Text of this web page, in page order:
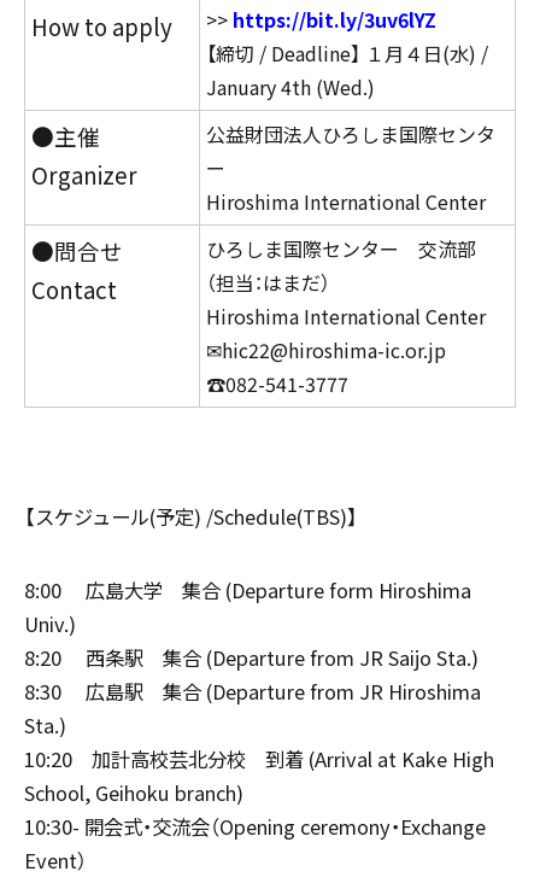
How to apply
>> https://bit.ly/3uv6lYZ
【締切 / Deadline】 １月４日(水) /
January 4th (Wed.)
●主催
Organizer
公益財団法人ひろしま国際センタ
ー
Hiroshima International Center
●問合せ
Contact
ひろしま国際センター 交流部
（担当：はまだ）
Hiroshima International Center
✉hic22@hiroshima-ic.or.jp
☎082-541-3777
【スケジュール(予定) /Schedule(TBS)】
8:00 広島大学 集合 (Departure form Hiroshima
Univ.)
8:20 西条駅 集合 (Departure from JR Saijo Sta.)
8:30 広島駅 集合 (Departure from JR Hiroshima
Sta.)
10:20 加計高校芸北分校 到着 (Arrival at Kake High
School, Geihoku branch)
10:30- 開会式・交流会（Opening ceremony・Exchange
Event）